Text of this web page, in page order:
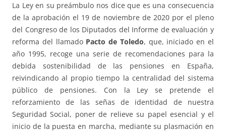
La Ley en su preámbulo nos dice que es una consecuencia
de la aprobación el 19 de noviembre de 2020 por el pleno
del Congreso de los Diputados del Informe de evaluación y
reforma del llamado Pacto de Toledo, que, iniciado en el
año 1995, recoge una serie de recomendaciones para la
debida sostenibilidad de las pensiones en España,
reivindicando al propio tiempo la centralidad del sistema
público de pensiones. Con la Ley se pretende el
reforzamiento de las señas de identidad de nuestra
Seguridad Social, poner de relieve su papel esencial y el
inicio de la puesta en marcha, mediante su plasmación en